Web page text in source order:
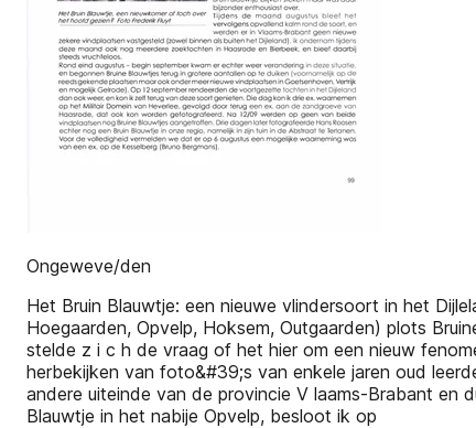
Ongeweve/den
Het Bruin Blauwtje: een nieuwe vlindersoort in het
Hoegaarden, Opvelp, Hoksem, Outgaarden) plots
stelde z i c h de vraag of het hier om een nieuw
herbekijken van foto&#39;s van enkele jaren oud
andere uiteinde van de provincie V laams-Brabant en
Blauwtje in het nabije Opvelp, besloot ik op